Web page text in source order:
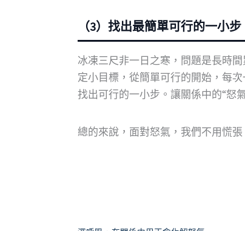
（3）找出最簡單可行的一小步
冰凍三尺非一日之寒，問題是長時
定小目標，從簡單可行的開始，每
找出可行的一小步。讓關係中的“怒
總的來說，面對怒氣，我們不用慌